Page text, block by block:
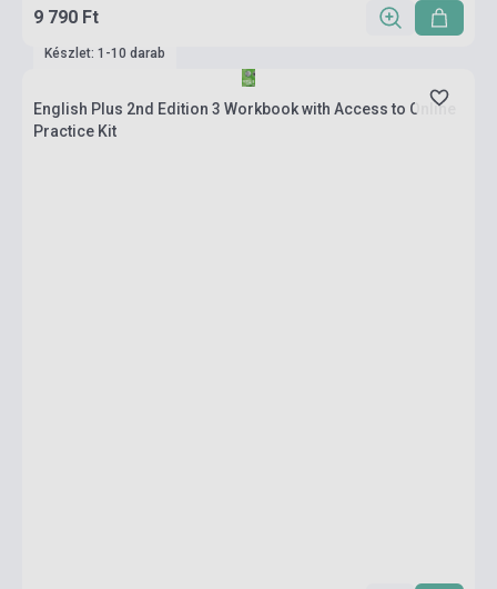
9 790 Ft
Készlet: 1-10 darab
English Plus 2nd Edition 3 Workbook with Access to Online
Practice Kit